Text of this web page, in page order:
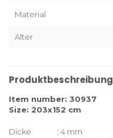
Material
Alter
Produktbeschreibung
Item number: 30937
Size: 203x152 cm
Dicke
: 4 mm